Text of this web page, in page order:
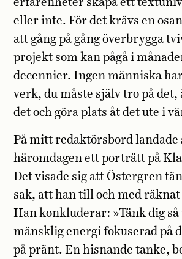
erfarenheter skapa ett
eller inte. För det krävs en
att gång på gång överbrygga
projekt som kan pågå i
decennier. Ingen människa
verk, du måste själv tro på det,
det och göra plats åt det ute i
På mitt redaktörsbord landade
häromdagen ett porträtt på
Det visade sig att Östergren
sak, att han till och med räknat
Han konkluderar: »Tänk dig
mänsklig energi fokuserad på
på pränt. En hisnande tanke,